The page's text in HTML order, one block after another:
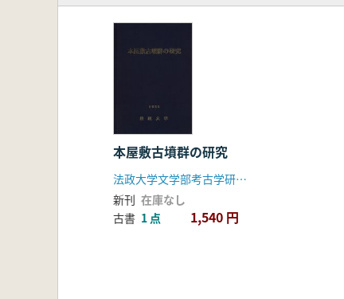
本屋敷古墳群の研究
法政大学文学部考古学研究室
新刊 在庫なし
古書 1 点 1,540 円